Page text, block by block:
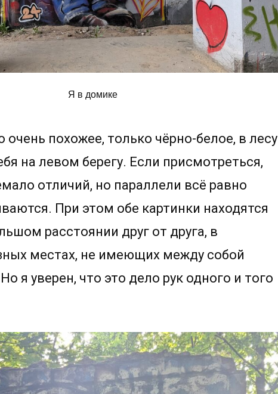
Я в домике
очень похожее, только чёрно-белое, в лесу
на левом берегу. Если присмотреться,
отличий, но параллели всё равно
При этом обе картинки находятся
расстоянии друг от друга, в
местах, не имеющих между собой
я уверен, что это дело рук одного и того